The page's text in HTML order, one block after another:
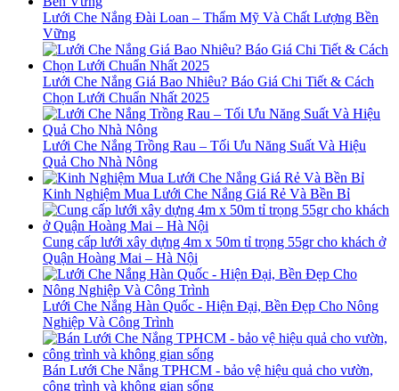
Lưới Che Nắng Đài Loan – Thẩm Mỹ Và Chất Lượng Bền
Vững
Lưới Che Nắng Giá Bao Nhiêu? Báo Giá Chi Tiết & Cách
Chọn Lưới Chuẩn Nhất 2025
Lưới Che Nắng Trồng Rau – Tối Ưu Năng Suất Và Hiệu
Quả Cho Nhà Nông
Kinh Nghiệm Mua Lưới Che Nắng Giá Rẻ Và Bền Bỉ
Cung cấp lưới xây dựng 4m x 50m tỉ trọng 55gr cho khách ở
Quận Hoàng Mai – Hà Nội
Lưới Che Nắng Hàn Quốc - Hiện Đại, Bền Đẹp Cho Nông
Nghiệp Và Công Trình
Bán Lưới Che Nắng TPHCM - bảo vệ hiệu quả cho vườn,
công trình và không gian sống